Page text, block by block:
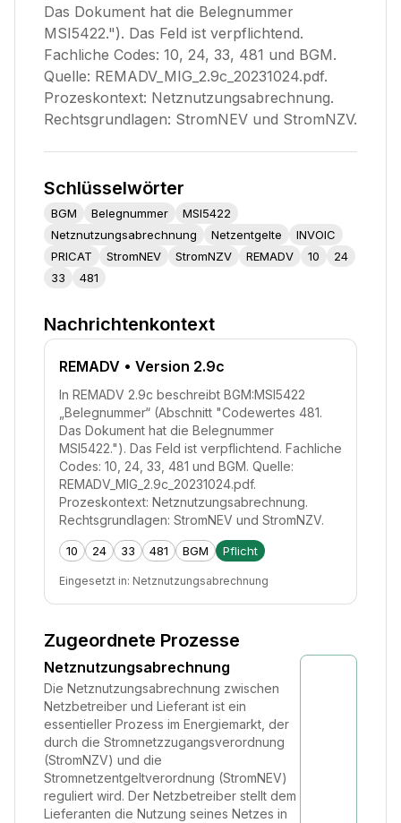
Das Dokument hat die Belegnummer
MSI5422."). Das Feld ist verpflichtend.
Fachliche Codes: 10, 24, 33, 481 und BGM.
Quelle: REMADV_MIG_2.9c_20231024.pdf.
Prozeskontext: Netznutzungsabrechnung.
Rechtsgrundlagen: StromNEV und StromNZV.
Schlüsselwörter
BGM Belegnummer
MSI5422
Netznutzungsabrechnung
Netzentgelte
INVOIC
PRICAT
StromNEV StromNZV REMADV 10
24
33
481
Nachrichtenkontext
REMADV • Version 2.9c
In REMADV 2.9c beschreibt BGM:MSI5422
„Belegnummer“ (Abschnitt "Codewertes 481.
Das Dokument hat die Belegnummer
MSI5422."). Das Feld ist verpflichtend. Fachliche
Codes: 10, 24, 33, 481 und BGM. Quelle:
REMADV_MIG_2.9c_20231024.pdf.
Prozeskontext: Netznutzungsabrechnung.
Rechtsgrundlagen: StromNEV und StromNZV.
10 24 33 481 BGM Pflicht
Eingesetzt in: Netznutzungsabrechnung
Zugeordnete Prozesse
Netznutzungsabrechnung
Die Netznutzungsabrechnung zwischen
Netzbetreiber und Lieferant ist ein
essentieller Prozess im Energiemarkt, der
durch die Stromnetzzugangsverordnung
(StromNZV) und die
Stromnetzentgeltverordnung (StromNEV)
reguliert wird. Der Netzbetreiber stellt dem
Lieferanten die Nutzung seines Netzes in